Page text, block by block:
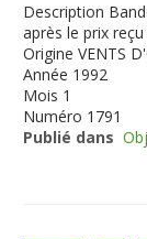
Description
après le prix
Origine VENTS
Année 1992
Mois 1
Numéro 1791
Publié dans